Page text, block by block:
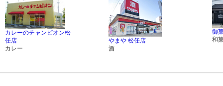
カレーのチャンピオン松
任店
カレー
やまや 松任店
酒
御
和